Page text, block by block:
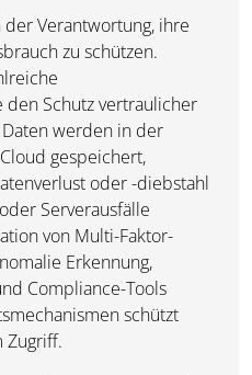
Verantwortung, ihre
zu schützen.
Schutz vertraulicher
werden in der
gespeichert,
oder -diebstahl
Serverausfälle
von Multi-Faktor-
Erkennung,
Compliance-Tools
schützt
Zugriff.